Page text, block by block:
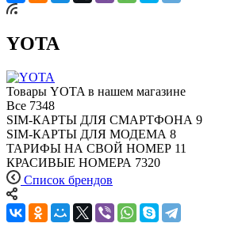
YOTA
Товары YOTA в нашем магазине
Все 7348
SIM-КАРТЫ ДЛЯ СМАРТФОНА 9
SIM-КАРТЫ ДЛЯ МОДЕМА 8
ТАРИФЫ НА СВОЙ НОМЕР 11
КРАСИВЫЕ НОМЕРА 7320
Список брендов